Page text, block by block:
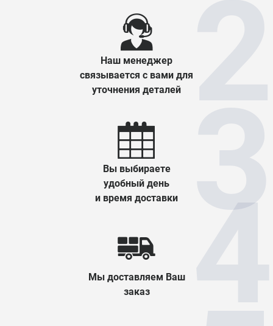
Наш менеджер
связывается с вами для
уточнения деталей
Вы выбираете
удобный день
и время доставки
Мы доставляем Ваш
заказ